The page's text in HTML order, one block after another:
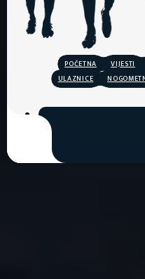
POČETNA VIJESTI
ULAZNICE